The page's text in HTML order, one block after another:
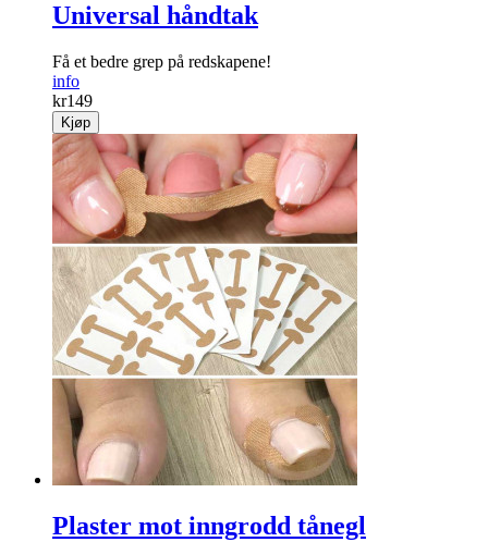
Universal håndtak
Få et bedre grep på redskapene!
info
kr149
Kjøp
Plaster mot inngrodd tånegl